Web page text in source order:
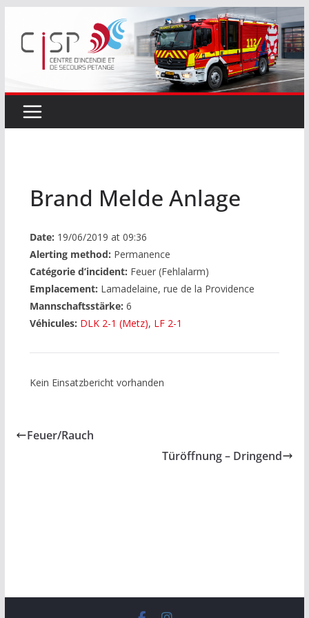
contenu
Brand Melde Anlage
Date: 19/06/2019 at 09:36
Alerting method: Permanence
Catégorie d’incident: Feuer (Fehlalarm)
Emplacement: Lamadelaine, rue de la Providence
Mannschaftsstärke: 6
Véhicules: DLK 2-1 (Metz), LF 2-1
Kein Einsatzbericht vorhanden
Feuer/Rauch
Türöffnung – Dringend